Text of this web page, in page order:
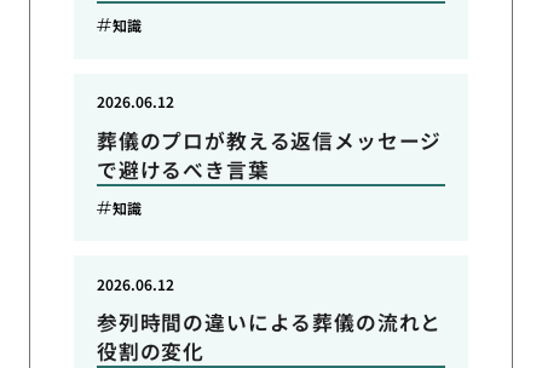
知識
葬儀のプロが教える返信メッセージ
で避けるべき言葉
2026.06.12
知識
参列時間の違いによる葬儀の流れと
役割の変化
2026.06.12